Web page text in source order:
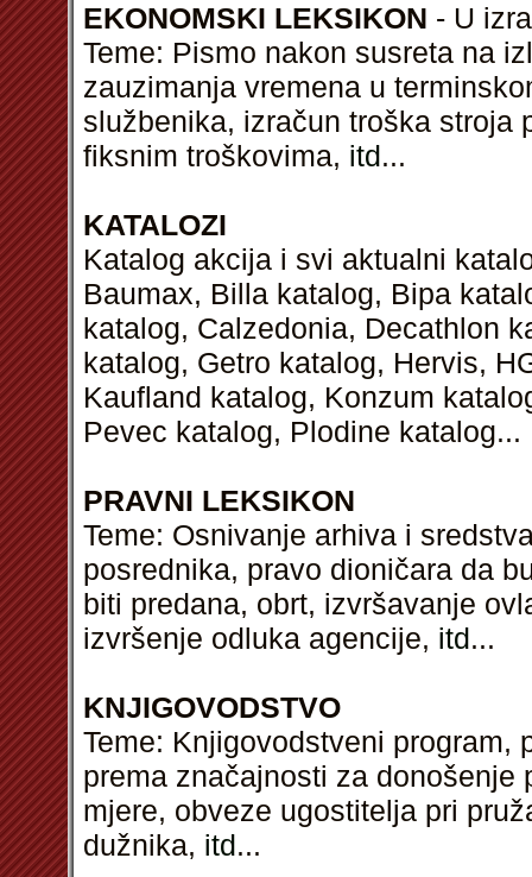
EKONOMSKI LEKSIKON - U
Teme: Pismo nakon susreta na
zauzimanja vremena u
službenika, izračun troška stroja
fiksnim troškovima, itd...
KATALOZI
Katalog akcija i svi aktualni
Baumax, Billa katalog, Bipa
katalog, Calzedonia, Decathlon
katalog, Getro katalog, Hervis,
Kaufland katalog, Konzum
Pevec katalog, Plodine katalog...
PRAVNI LEKSIKON
Teme: Osnivanje arhiva i
posrednika, pravo dioničara da
biti predana, obrt, izvršavanje
izvršenje odluka agencije, itd...
KNJIGOVODSTVO
Teme: Knjigovodstveni
prema značajnosti za
mjere, obveze ugostitelja pri
dužnika, itd...